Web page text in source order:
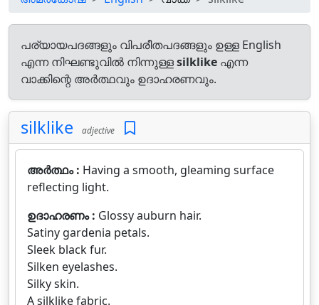
പര്യായപദങ്ങളും വിപരീതപദങ്ങളും ഉള്ള English
എന്ന നിഘണ്ടുവിൽ നിന്നുള്ളsilklike എന്ന
വാക്കിന്റെ അർത്ഥവും ഉദാഹരണവും.
silklike adjective
അർത്ഥം : Having a smooth, gleaming surface
reflecting light.
ഉദാഹരണം : Glossy auburn hair.
Satiny gardenia petals.
Sleek black fur.
Silken eyelashes.
Silky skin.
A silklike fabric.